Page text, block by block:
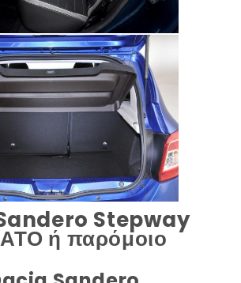
Stepway
ή παρόμοιο